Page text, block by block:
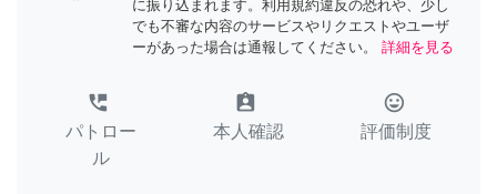
に振り込まれます。利用規約違反の恐れや、少し
でも不審な内容のサービスやリクエストやユーザ
ーがあった場合は通報してください。
詳細を見る
perm_phone_msg
パトロー
ル
assignment_ind
本人確認
tag_faces
評価制度